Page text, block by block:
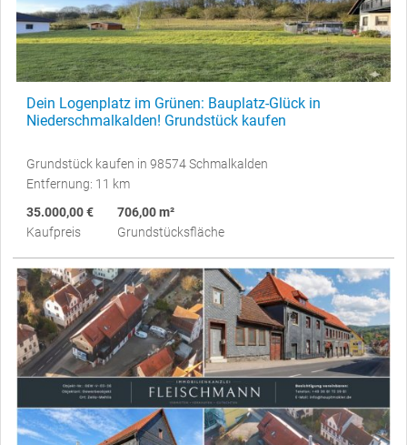
Dein Logenplatz im Grünen: Bauplatz-Glück in
Niederschmalkalden! Grundstück kaufen
Grundstück kaufen in 98574 Schmalkalden
Entfernung: 11 km
35.000,00 €
Kaufpreis
706,00 m²
Grundstücksfläche